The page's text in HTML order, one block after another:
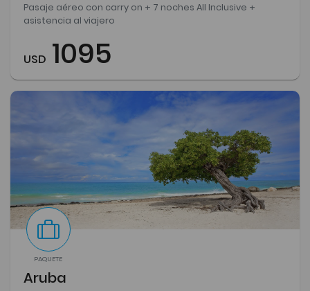
Pasaje aéreo con carry on + 7 noches All Inclusive +
asistencia al viajero
USD 1095
PAQUETE
Aruba